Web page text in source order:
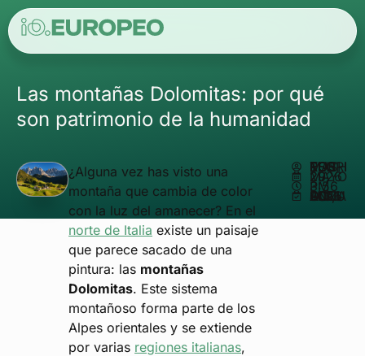
Las montañas Dolomitas: por qué
son patrimonio de la humanidad
¿Alguna vez has visto una
montaña que cambia de color
con la luz del amanecer? En el
norte de Italia existe un paisaje
que parece sacado de una
pintura: las montañas
Dolomitas. Este sistema
montañoso forma parte de los
Alpes orientales y se extiende
por varias regiones italianas,
ESCRITO POR
MATHEUS REIS
MAYO 29, 2026
3:56 PM
ACTUALIZADO EN JUNIO 3, 2026